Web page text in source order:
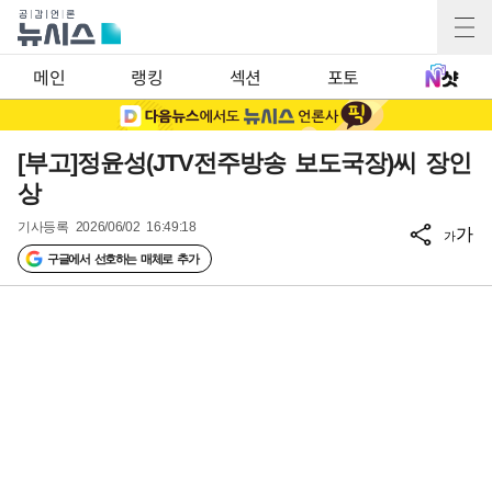
메인 랭킹 섹션 포토
[부고]정윤성(JTV전주방송 보도국장)씨 장인
상
기사등록 2026/06/02 16:49:18
구글에서 선호하는 매체로 추가
가가